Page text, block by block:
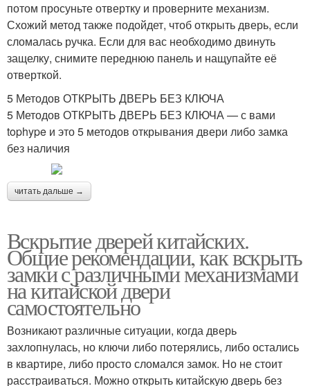
потом просуньте отвертку и проверните механизм.
Схожий метод также подойдет, чтоб открыть дверь, если
сломалась ручка. Если для вас необходимо двинуть
защелку, снимите переднюю панель и нащупайте её
отверткой.
5 Методов ОТКРЫТЬ ДВЕРЬ БЕЗ КЛЮЧА
5 Методов ОТКРЫТЬ ДВЕРЬ БЕЗ КЛЮЧА — с вами
tophype и это 5 методов открывания двери либо замка
без наличия
читать дальше →
Вскрытие дверей китайских.
Общие рекомендации, как вскрыть
замки с различными механизмами
на китайской двери
самостоятельно
Возникают различные ситуации, когда дверь
захлопнулась, но ключи либо потерялись, либо остались
в квартире, либо просто сломался замок. Но не стоит
расстраиваться. Можно открыть китайскую дверь без